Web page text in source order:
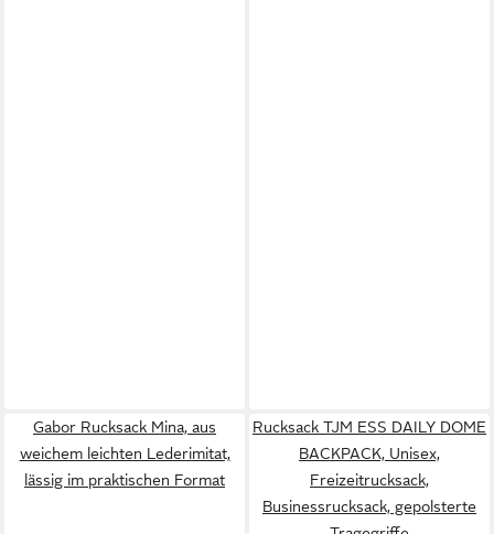
Gabor Rucksack Mina, aus
weichem leichten Lederimitat,
lässig im praktischen Format
Rucksack TJM ESS DAILY DOME
BACKPACK, Unisex,
Freizeitrucksack,
Businessrucksack, gepolsterte